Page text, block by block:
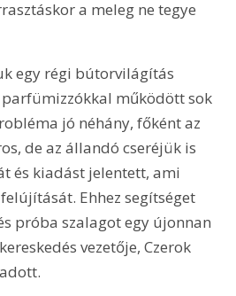
a meleg ne tegye
egy régi bútorvilágítás
működött sok
jó néhány, főként az
de az állandó cseréjük is
és kiadást jelentett, ami
Ehhez segítséget
próba szalagot egy újonnan
vezetője, Czerok